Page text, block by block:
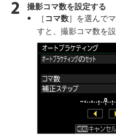
撮影コマ数を設定する
［コマ数］を選んで
すと、撮影コマ数を設